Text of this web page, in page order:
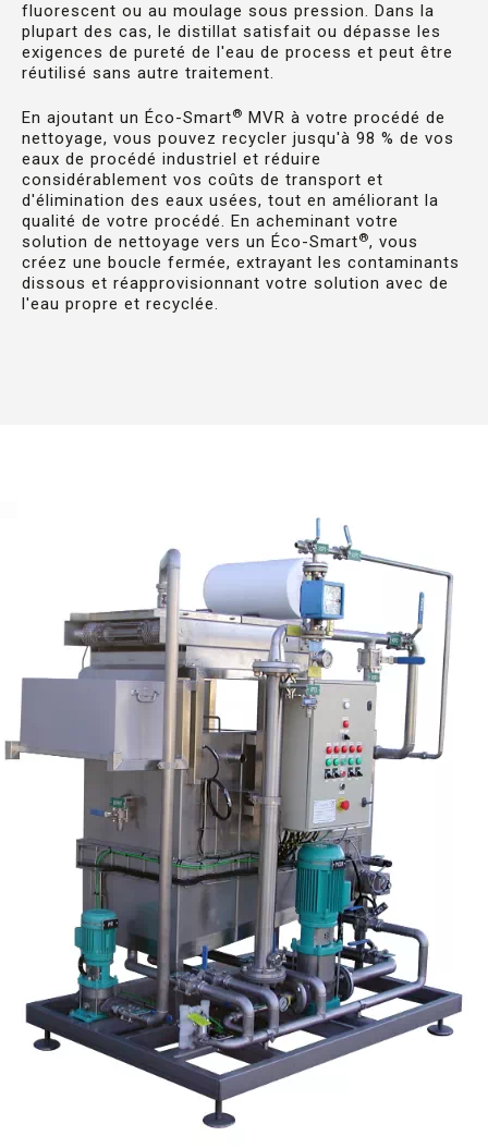
fluorescent ou au moulage sous pression. Dans la
plupart des cas, le distillat satisfait ou dépasse les
exigences de pureté de l'eau de process et peut être
réutilisé sans autre traitement.
En ajoutant un Éco-Smart®
MVR à votre procédé de
nettoyage, vous pouvez recycler jusqu'à 98 % de vos
eaux de procédé industriel et réduire
considérablement vos coûts de transport et
d'élimination des eaux usées, tout en améliorant la
qualité de votre procédé. En acheminant votre
solution de nettoyage vers un Éco-Smart®, vous
créez une boucle fermée, extrayant les contaminants
dissous et réapprovisionnant votre solution avec de
l'eau propre et recyclée.